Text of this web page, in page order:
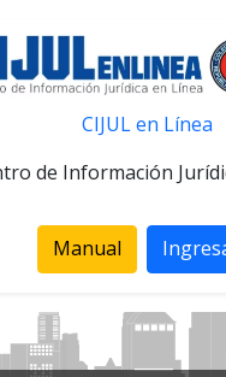
CIJUL en Línea
de Información
Manual